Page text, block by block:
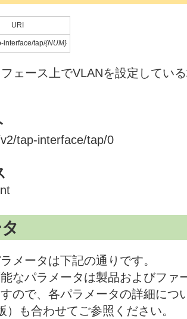
URI
interface/tap/{NUM}
ェース上でVLANを設定してい
tap-interface/tap/0
メータは下記の通りです。
なパラメータは製品およびファ
ので、各パラメータの詳細につ
）も合わせてご参照ください。